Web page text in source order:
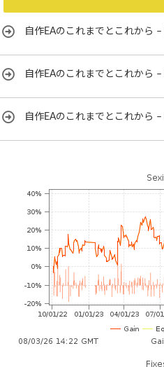
自作EAのこれまでとこれから
自作EAのこれまでとこれから
自作EAのこれまでとこれから